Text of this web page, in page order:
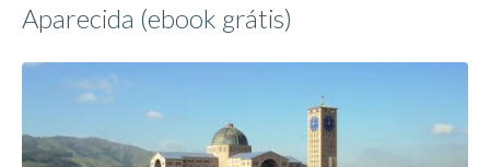
Aparecida (ebook grátis)